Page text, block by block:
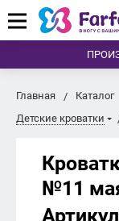
Главная Каталог
Детские кроватки
№11